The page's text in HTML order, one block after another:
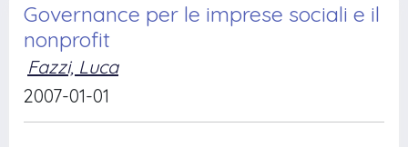
Governance per le imprese sociali e il
nonprofit
Fazzi, Luca
2007-01-01